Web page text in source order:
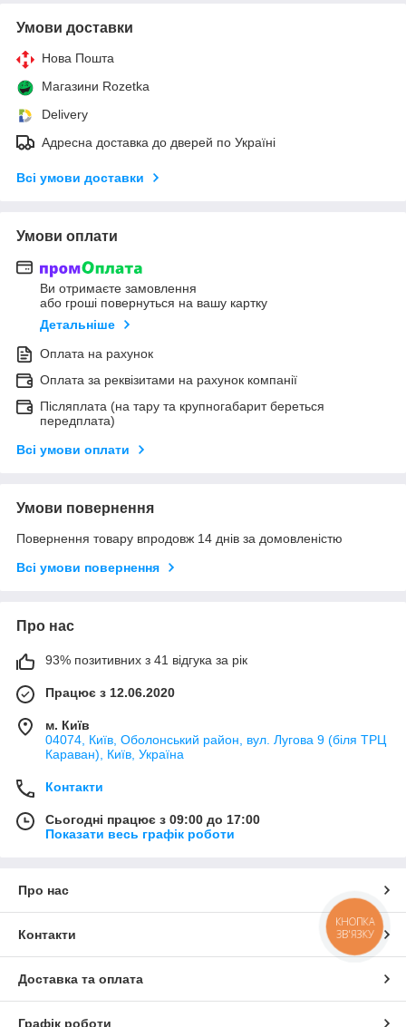
Умови доставки
Нова Пошта
Магазини Rozetka
Delivery
Адресна доставка до дверей по Україні
Всі умови доставки
Умови оплати
Ви отримаєте замовлення
або гроші повернуться на вашу картку
Детальніше
Оплата на рахунок
Оплата за реквізитами на рахунок компанії
Післяплата (на тару та крупногабарит береться
передплата)
Всі умови оплати
Умови повернення
Повернення товару впродовж 14 днів за домовленістю
Всі умови повернення
Про нас
93% позитивних з 41 відгука за рік
Працює з 12.06.2020
м. Київ
04074, Київ, Оболонський район, вул. Лугова 9 (біля ТРЦ
Караван), Київ, Україна
Контакти
Сьогодні працює з 09:00 до 17:00
Показати весь графік роботи
Про нас
Контакти
Доставка та оплата
Графік роботи
КНОПКА
ЗВ'ЯЗКУ